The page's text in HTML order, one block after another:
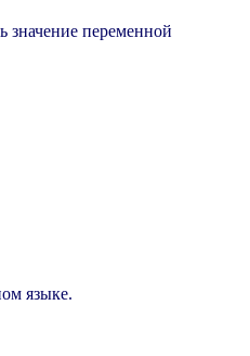
значение переменной
языке.